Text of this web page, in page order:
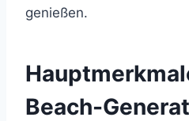
genießen.
Beach-